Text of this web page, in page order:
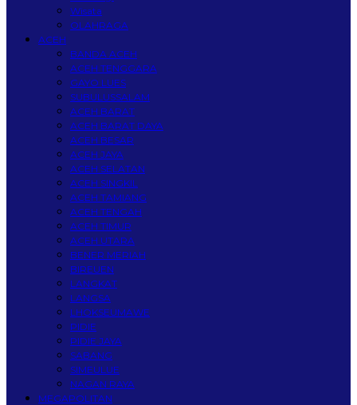
Wisata
OLAHRAGA
ACEH
BANDA ACEH
ACEH TENGGARA
GAYO LUES
SUBULUSSALAM
ACEH BARAT
ACEH BARAT DAYA
ACEH BESAR
ACEH JAYA
ACEH SELATAN
ACEH SINGKIL
ACEH TAMIANG
ACEH TENGAH
ACEH TIMUR
ACEH UTARA
BENER MERIAH
BIREUEN
LANGKAT
LANGSA
LHOKSEUMAWE
PIDIE
PIDIE JAYA
SABANG
SIMEULUE
NAGAN RAYA
MEGAPOLITAN